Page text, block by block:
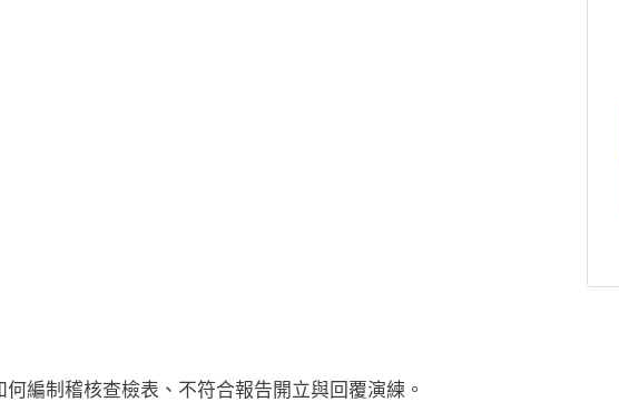
編制稽核查檢表、不符合報告開立與回覆演練。